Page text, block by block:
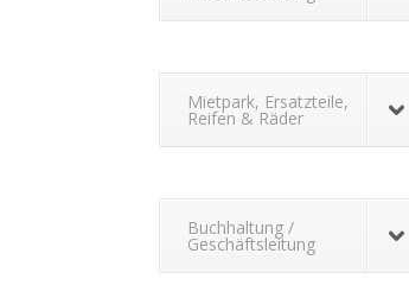
Mietpark, Ersatzteile,
Reifen & Räder
Buchhaltung /
Geschäftsleitung